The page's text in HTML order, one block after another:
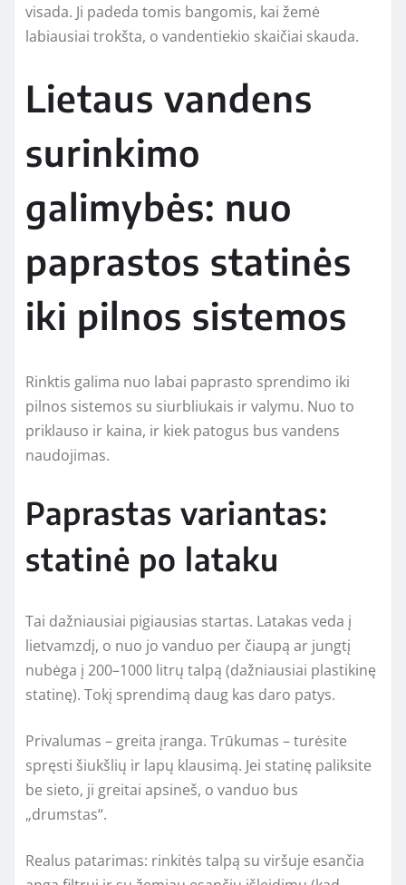
visada. Ji padeda tomis bangomis, kai žemė
labiausiai trokšta, o vandentiekio skaičiai skauda.
Lietaus vandens
surinkimo
galimybės: nuo
paprastos statinės
iki pilnos sistemos
Rinktis galima nuo labai paprasto sprendimo iki
pilnos sistemos su siurbliukais ir valymu. Nuo to
priklauso ir kaina, ir kiek patogus bus vandens
naudojimas.
Paprastas variantas:
statinė po lataku
Tai dažniausiai pigiausias startas. Latakas veda į
lietvamzdį, o nuo jo vanduo per čiaupą ar jungtį
nubėga į 200–1000 litrų talpą (dažniausiai plastikinę
statinę). Tokį sprendimą daug kas daro patys.
Privalumas – greita įranga. Trūkumas – turėsite
spręsti šiukšlių ir lapų klausimą. Jei statinę paliksite
be sieto, ji greitai apsineš, o vanduo bus
„drumstas“.
Realus patarimas: rinkitės talpą su viršuje esančia